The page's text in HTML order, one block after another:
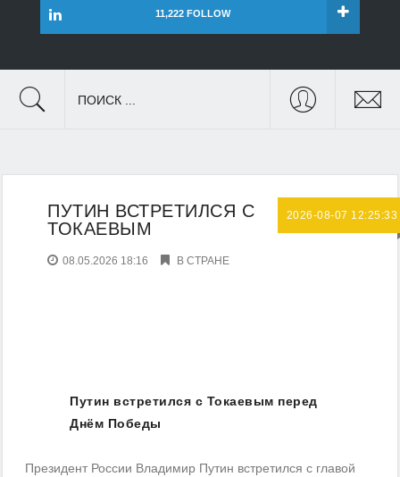
11,222 FOLLOW
ПОИСК ...
ПУТИН ВСТРЕТИЛСЯ С
ТОКАЕВЫМ
2026-08-07 12:25:33
08.05.2026 18:16 В СТРАНЕ
Путин встретился с Токаевым перед
Днём Победы
Президент России Владимир Путин встретился с главой